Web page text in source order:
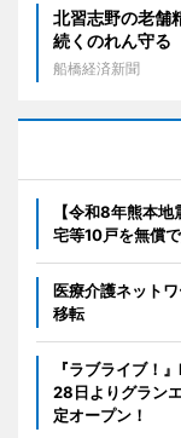
北習志野の老舗
続くのれん守る
船橋経済新聞
【令和8年熊本
宅等10戸を無償
医療介護ネット
移転
『ラブライブ！
28日よりグラン
定オープン！